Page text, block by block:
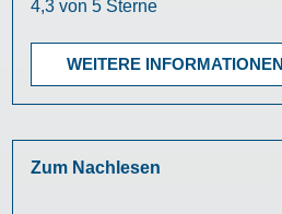
WEITERE INFORMATIONEN
Zum Nachlesen